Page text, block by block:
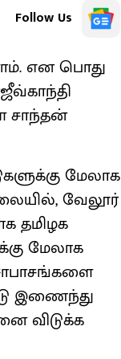
Follow Us
என பொது
சாந்தன்
மேலாக
வேலூர்
தமிழக
மேலாக
இணைந்து
விடுக்க